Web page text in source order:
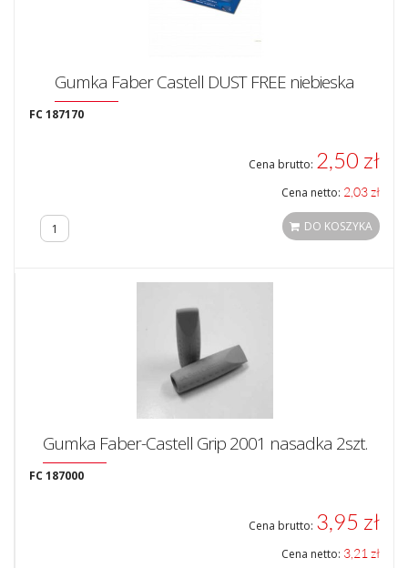
Gumka Faber Castell DUST FREE niebieska
FC 187170
Cena brutto: 2,50 zł
Cena netto: 2,03 zł
DO KOSZYKA
Gumka Faber-Castell Grip 2001 nasadka 2szt.
FC 187000
Cena brutto: 3,95 zł
Cena netto: 3,21 zł